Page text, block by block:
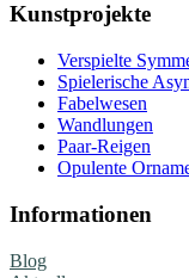
Kunstprojekte
Verspielte
Spielerische
Fabelwesen
Wandlungen
Paar-Reigen
Opulente
Informationen
Blog